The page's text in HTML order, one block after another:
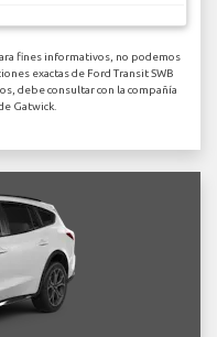
fines informativos, no podemos
exactas de Ford Transit SWB
debe consultar con la compañía
Gatwick.